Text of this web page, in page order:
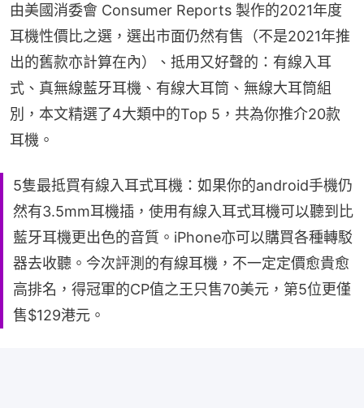
由美國消委會 Consumer Reports 製作的2021年度
耳機性價比之選，選出市面仍然有售（不是2021年推
出的舊款亦計算在內）、抵用又好聲的：有線入耳
式、真無線藍牙耳機、有線大耳筒、無線大耳筒組
別，本文精選了4大類中的Top 5，共為你推介20款
耳機。
5隻最抵買有線入耳式耳機：如果你的android手機仍
然有3.5mm耳機插，使用有線入耳式耳機可以聽到比
藍牙耳機更出色的音質。iPhone亦可以購買各種轉駁
器去收聽。今次評測的有線耳機，不一定定價愈貴愈
高排名，得冠軍的CP值之王只售70美元，第5位更僅
售$129港元。